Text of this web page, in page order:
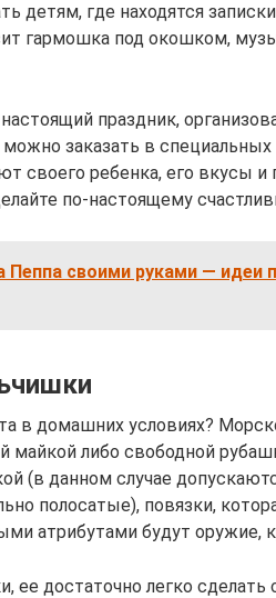
детям, где находятся
гармошка под окошком,
праздник,
заказать в специальных
своего ребенка, его вкусы
по-настоящему
Пеппа своими руками — идеи
в домашних условиях?
майкой либо свободной
(в данном случае
полосатые), повязки,
атрибутами будут оружие,
ее достаточно легко сделать